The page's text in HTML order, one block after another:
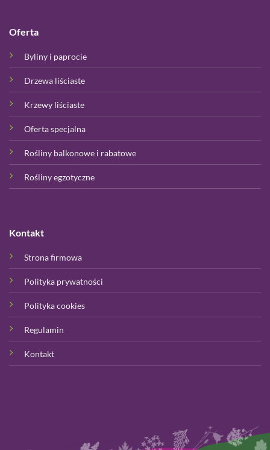
Oferta
Byliny i paprocie
Drzewa liściaste
Krzewy liściaste
Oferta specjalna
Rośliny balkonowe i rabatowe
Rośliny egzotyczne
Kontakt
Strona firmowa
Polityka prywatności
Polityka cookies
Regulamin
Kontakt